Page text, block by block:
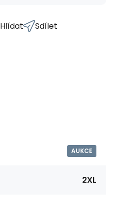
Hlídat Sdílet
AUKCE
2XL